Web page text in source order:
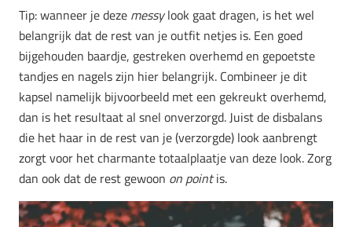
Tip: wanneer je deze messylook gaat dragen, is het wel
belangrijk dat de rest van je outfit netjes is. Een goed
bijgehouden baardje, gestreken overhemd en gepoetste
tandjes en nagels zijn hier belangrijk. Combineer je dit
kapsel namelijk bijvoorbeeld met een gekreukt overhemd,
dan is het resultaat al snel onverzorgd. Juist de disbalans
die het haar in de rest van je (verzorgde) look aanbrengt
zorgt voor het charmante totaalplaatje van deze look. Zorg
dan ook dat de rest gewoon on pointis.